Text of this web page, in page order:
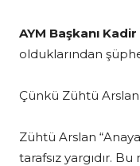
AYM Başkanı
olduklarından
Çünkü Zühtü
Zühtü Arslan
tarafsız yargıdır.